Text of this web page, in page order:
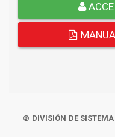
© DIVISIÓN DE